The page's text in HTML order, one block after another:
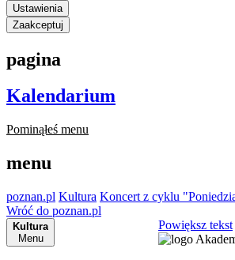
Ustawienia
Zaakceptuj
pagina
Kalendarium
Pominąłeś menu
menu
poznan.pl Kultura Koncert z cyklu
Wróć do poznan.pl
Kultura
Menu
Powiększ tekst